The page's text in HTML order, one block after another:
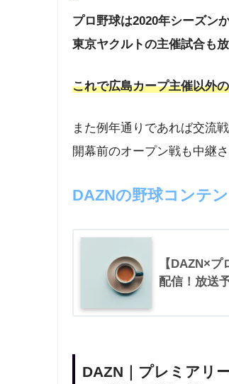
プロ野球は2020年シーズン
東京ヤクルトの主催試合も
これで広島カープ主催以外
また例年通りであれば交流
開幕前のオープン戦も中継さ
DAZNの野球コンテ
【DAZN×
配信！放送
DAZN｜プレミアリ